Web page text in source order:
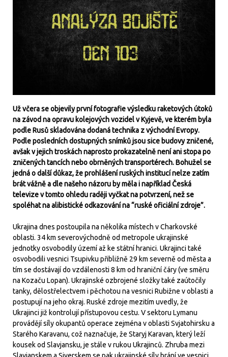
Už včera se objevily první fotografie výsledku raketových útoků
na závod na opravu kolejových vozidel v Kyjevě, ve kterém byla
podle Rusů skladována dodaná technika z východní Evropy.
Podle posledních dostupných snímků jsou sice budovy zničené,
avšak v jejich troskách naprosto prokazatelně není ani stopa po
zničených tancích nebo obrněných transportérech. Bohužel se
jedná o další důkaz, že prohlášení ruských institucí nelze zatím
brát vážně a dle našeho názoru by měla i například Česká
televize v tomto ohledu raději vyčkat na potvrzení, než se
spoléhat na alibistické odkazování na “ruské oficiální zdroje”.
Ukrajina dnes postoupila na několika místech v Charkovské
oblasti. 34 km severovýchodně od metropole ukrajinské
jednotky osvobodily území až ke státní hranici. Ukrajinci také
osvobodili vesnici Tsupivku přibližně 29 km severně od města a
tím se dostávají do vzdálenosti 8 km od hraniční čáry (ve směru
na Kozaču Lopan). Ukrajinské ozbrojené složky také zaútočily
tanky, dělostřelectvem i pěchotou na vesnici Rubižne v oblasti a
postupují na jeho okraj. Ruské zdroje mezitím uvedly, že
Ukrajinci již kontrolují přístupovou cestu. V sektoru Lymanu
provádějí síly okupantů operace zejména v oblasti Svjatohirsku a
Starého Karavanu, což naznačuje, že Staryj Karavan, který leží
kousek od Slavjansku, je stále v rukou Ukrajinců. Zhruba mezi
Slavjanskem a Siverskem se pak ukrajinské síly brání ve vesnici